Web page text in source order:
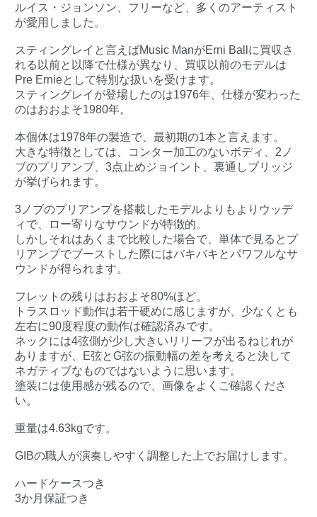
ルイス・ジョンソン、フリーなど、多くのアーティスト
が愛用しました。
スティングレイと言えばMusic ManがErni Ballに買収さ
れる以前と以降で仕様が異なり、買収以前のモデルは
Pre Ernieとして特別な扱いを受けます。
スティングレイが登場したのは1976年、仕様が変わった
のはおおよそ1980年。
本個体は1978年の製造で、最初期の1本と言えます。
大きな特徴としては、コンター加工のないボディ、2ノ
ブのプリアンプ、3点止めジョイント、裏通しブリッジ
が挙げられます。
3ノブのプリアンプを搭載したモデルよりもよりウッデ
ィで、ロー寄りなサウンドが特徴的。
しかしそれはあくまで比較した場合で、単体で見るとプ
リアンプでブーストした際にはバキバキとパワフルなサ
ウンドが得られます。
フレットの残りはおおよそ80%ほど。
トラスロッド動作は若干硬めに感じますが、少なくとも
左右に90度程度の動作は確認済みです。
ネックには4弦側が少し大きいリリーフが出るねじれが
ありますが、E弦とG弦の振動幅の差を考えると決して
ネガティブなものではないように思います。
塗装には使用感が残るので、画像をよくご確認くださ
い。
重量は4.63kgです。
GIBの職人が演奏しやすく調整した上でお届けします。
ハードケースつき
3か月保証つき